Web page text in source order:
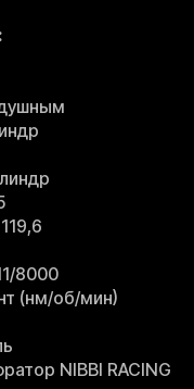
8000
(нм/об/мин)
NIBBI RACING